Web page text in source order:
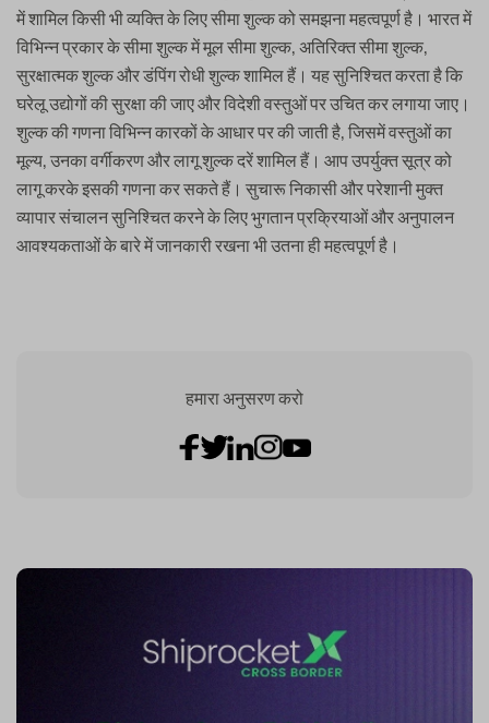
में शामिल किसी भी व्यक्ति के लिए सीमा शुल्क को समझना महत्वपूर्ण है। भारत में
विभिन्न प्रकार के सीमा शुल्क में मूल सीमा शुल्क, अतिरिक्त सीमा शुल्क,
सुरक्षात्मक शुल्क और डंपिंग रोधी शुल्क शामिल हैं। यह सुनिश्चित करता है कि
घरेलू उद्योगों की सुरक्षा की जाए और विदेशी वस्तुओं पर उचित कर लगाया जाए।
शुल्क की गणना विभिन्न कारकों के आधार पर की जाती है, जिसमें वस्तुओं का
मूल्य, उनका वर्गीकरण और लागू शुल्क दरें शामिल हैं। आप उपर्युक्त सूत्र को
लागू करके इसकी गणना कर सकते हैं। सुचारू निकासी और परेशानी मुक्त
व्यापार संचालन सुनिश्चित करने के लिए भुगतान प्रक्रियाओं और अनुपालन
आवश्यकताओं के बारे में जानकारी रखना भी उतना ही महत्वपूर्ण है।
हमारा अनुसरण करो